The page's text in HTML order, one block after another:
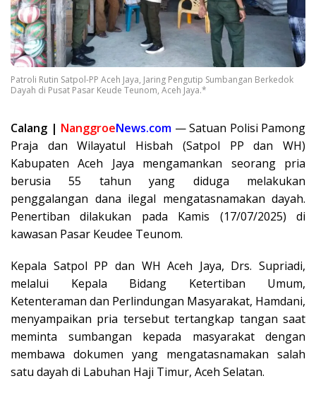
Patroli Rutin Satpol-PP Aceh Jaya, Jaring Pengutip Sumbangan Berkedok
Dayah di Pusat Pasar Keude Teunom, Aceh Jaya.*
Calang | NanggroeNews.com — Satuan Polisi Pamong
Praja dan Wilayatul Hisbah (Satpol PP dan WH)
Kabupaten Aceh Jaya mengamankan seorang pria
berusia 55 tahun yang diduga melakukan
penggalangan dana ilegal mengatasnamakan dayah.
Penertiban dilakukan pada Kamis (17/07/2025) di
kawasan Pasar Keudee Teunom.
Kepala Satpol PP dan WH Aceh Jaya, Drs. Supriadi,
melalui Kepala Bidang Ketertiban Umum,
Ketenteraman dan Perlindungan Masyarakat, Hamdani,
menyampaikan pria tersebut tertangkap tangan saat
meminta sumbangan kepada masyarakat dengan
membawa dokumen yang mengatasnamakan salah
satu dayah di Labuhan Haji Timur, Aceh Selatan.